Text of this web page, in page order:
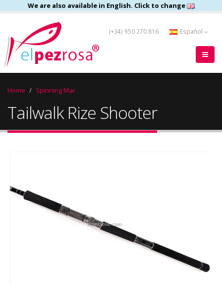
We are also available in English. Click to change
(+34) 950 270 816 Español
Home Spinning Mar
Tailwalk Rize Shooter